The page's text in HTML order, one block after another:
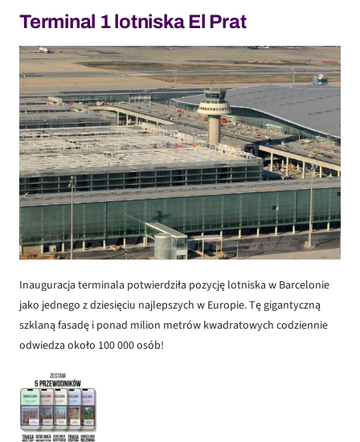
Terminal 1 lotniska El Prat
Inauguracja terminala potwierdziła pozycję lotniska w Barcelonie
jako jednego z dziesięciu najlepszych w Europie. Tę gigantyczną
szklaną fasadę i ponad milion metrów kwadratowych codziennie
odwiedza około 100 000 osób!